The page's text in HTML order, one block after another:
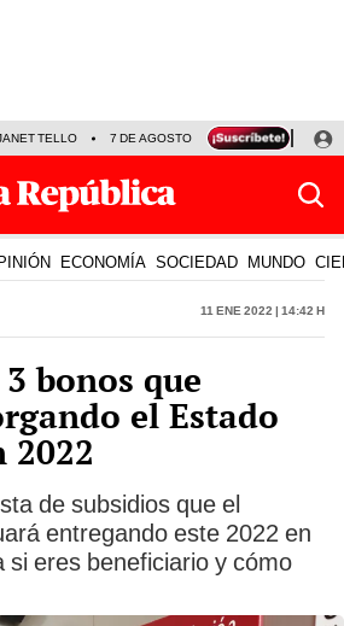
TELLO 7 DE AGOSTO TINKA RESULTADOS
ECONOMÍA SOCIEDAD MUNDO
11 Ene 2022 | 14:42 h
bonos que
el Estado
2022
de subsidios que el
entregando este 2022 en
si eres beneficiario y cómo